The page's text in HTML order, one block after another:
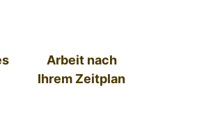
Arbeit nach
Ihrem Zeitplan